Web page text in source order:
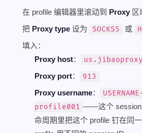
在 profile 编辑器里滚动到 Proxy 区
把 Proxy type 设为 SOCKS5 或
填入：
Proxy host：
Proxy port：
913
Proxy username：
profile001 ——这个 session
命周期里把这个 profile 钉在同